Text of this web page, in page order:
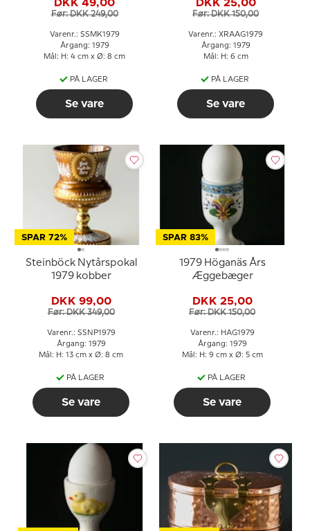
DKK 49,00
Før: DKK 249,00
Varenr.: SSMK1979
Årgang: 1979
Mål: H: 4 cm x Ø: 8 cm
PÅ LAGER
Se vare
DKK 25,00
Før: DKK 150,00
Varenr.: XRAAG1979
Årgang: 1979
Mål: H: 6 cm
PÅ LAGER
Se vare
SPAR 72%
Steinböck Nytårspokal
1979 kobber
DKK 99,00
Før: DKK 349,00
Varenr.: SSNP1979
Årgang: 1979
Mål: H: 13 cm x Ø: 8 cm
PÅ LAGER
Se vare
SPAR 83%
1979 Höganäs Års
Æggebæger
DKK 25,00
Før: DKK 150,00
Varenr.: HAG1979
Årgang: 1979
Mål: H: 9 cm x Ø: 5 cm
PÅ LAGER
Se vare